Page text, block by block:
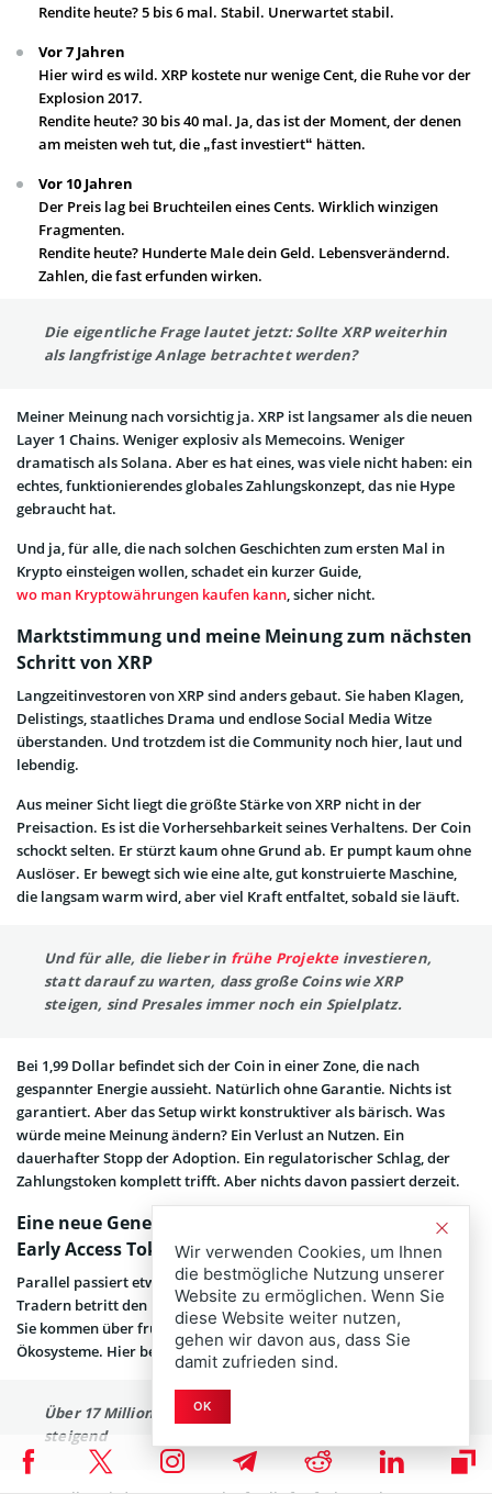
Rendite heute? 5 bis 6 mal. Stabil. Unerwartet stabil.
Vor 7 Jahren
Hier wird es wild. XRP kostete nur wenige Cent, die Ruhe vor der
Explosion 2017.
Rendite heute? 30 bis 40 mal. Ja, das ist der Moment, der denen
am meisten weh tut, die „fast investiert“ hätten.
Vor 10 Jahren
Der Preis lag bei Bruchteilen eines Cents. Wirklich winzigen
Fragmenten.
Rendite heute? Hunderte Male dein Geld. Lebensverändernd.
Zahlen, die fast erfunden wirken.
Die eigentliche Frage lautet jetzt: Sollte XRP weiterhin
als langfristige Anlage betrachtet werden?
Meiner Meinung nach vorsichtig ja. XRP ist langsamer als die neuen
Layer 1 Chains. Weniger explosiv als Memecoins. Weniger
dramatisch als Solana. Aber es hat eines, was viele nicht haben: ein
echtes, funktionierendes globales Zahlungskonzept, das nie Hype
gebraucht hat.
Und ja, für alle, die nach solchen Geschichten zum ersten Mal in
Krypto einsteigen wollen, schadet ein kurzer Guide,
wo man Kryptowährungen kaufen kann , sicher nicht.
Marktstimmung und meine Meinung zum nächsten
Schritt von XRP
Langzeitinvestoren von XRP sind anders gebaut. Sie haben Klagen,
Delistings, staatliches Drama und endlose Social Media Witze
überstanden. Und trotzdem ist die Community noch hier, laut und
lebendig.
Aus meiner Sicht liegt die größte Stärke von XRP nicht in der
Preisaction. Es ist die Vorhersehbarkeit seines Verhaltens. Der Coin
schockt selten. Er stürzt kaum ohne Grund ab. Er pumpt kaum ohne
Auslöser. Er bewegt sich wie eine alte, gut konstruierte Maschine,
die langsam warm wird, aber viel Kraft entfaltet, sobald sie läuft.
Und für alle, die lieber in frühe Projekteinvestieren,
statt darauf zu warten, dass große Coins wie XRP
steigen, sind Presales immer noch ein Spielplatz.
Bei 1,99 Dollar befindet sich der Coin in einer Zone, die nach
gespannter Energie aussieht. Natürlich ohne Garantie. Nichts ist
garantiert. Aber das Setup wirkt konstruktiver als bärisch. Was
würde meine Meinung ändern? Ein Verlust an Nutzen. Ein
dauerhafter Stopp der Adoption. Ein regulatorischer Schlag, der
Zahlungstoken komplett trifft. Aber nichts davon passiert derzeit.
Eine neue Generation von Tradern kommt – warum
Early Access Tokens die XRP Erzählung verändern
Parallel passiert etwas Interessantes. Eine neue Generation von
Tradern betritt den Markt nicht über Bitcoin oder XRP wie früher.
Sie kommen über frühe Tokens, Presales, neue Apps, junge
Ökosysteme. Hier beginnt dieBest WalletGeschichte.
Über 17 Millionen Dollar eingesammelt und weiter
steigend
Wir verwenden Cookies, um Ihnen
die bestmögliche Nutzung unserer
Website zu ermöglichen. Wenn Sie
diese Website weiter nutzen,
gehen wir davon aus, dass Sie
damit zufrieden sind.
OK